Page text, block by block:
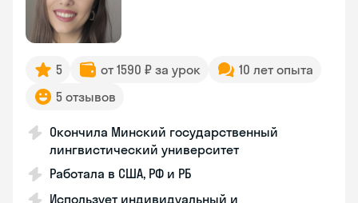
5 от 1590 ₽ за урок
10 лет опыта
5 отзывов
Окончила Минский государственный
лингвистический университет
Работала в США, РФ и РБ
Использует индивидуальный и